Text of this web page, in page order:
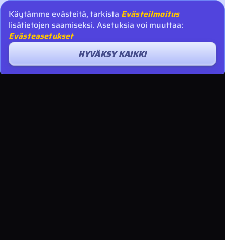
Käytämme evästeitä, tarkista Evästeilmoitus
lisätietojen saamiseksi. Asetuksia voi muuttaa:
Evästeasetukset
HYVÄKSY KAIKKI